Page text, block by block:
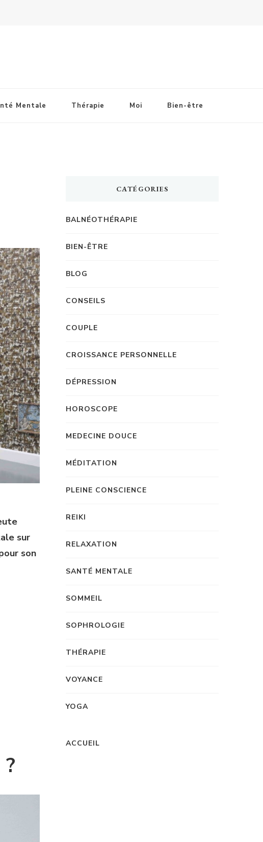
Mentale Thérapie Moi Bien-être
sur
son
CATÉGORIES
BALNÉOTHÉRAPIE
BIEN-ÊTRE
BLOG
CONSEILS
COUPLE
CROISSANCE PERSONNELLE
DÉPRESSION
HOROSCOPE
MEDECINE DOUCE
MÉDITATION
PLEINE CONSCIENCE
REIKI
RELAXATION
SANTÉ MENTALE
SOMMEIL
SOPHROLOGIE
THÉRAPIE
VOYANCE
YOGA
ACCUEIL